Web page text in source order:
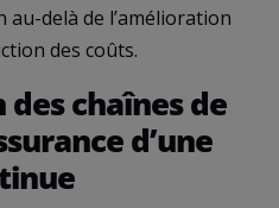
delà de l’amélioration
des coûts.
chaînes de
d’une